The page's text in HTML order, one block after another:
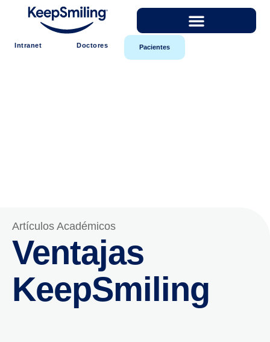
Intranet Doctores Pacientes
Artículos Académicos
Ventajas
KeepSmiling